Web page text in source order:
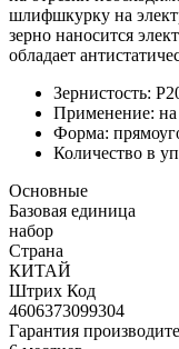
шлифшкурку на
зерно наносится
обладает
Зернистость:
Применение:
Форма:
Количество в
Основные
Базовая единица
набор
Страна
КИТАЙ
Штрих Код
4606373099304
Гарантия